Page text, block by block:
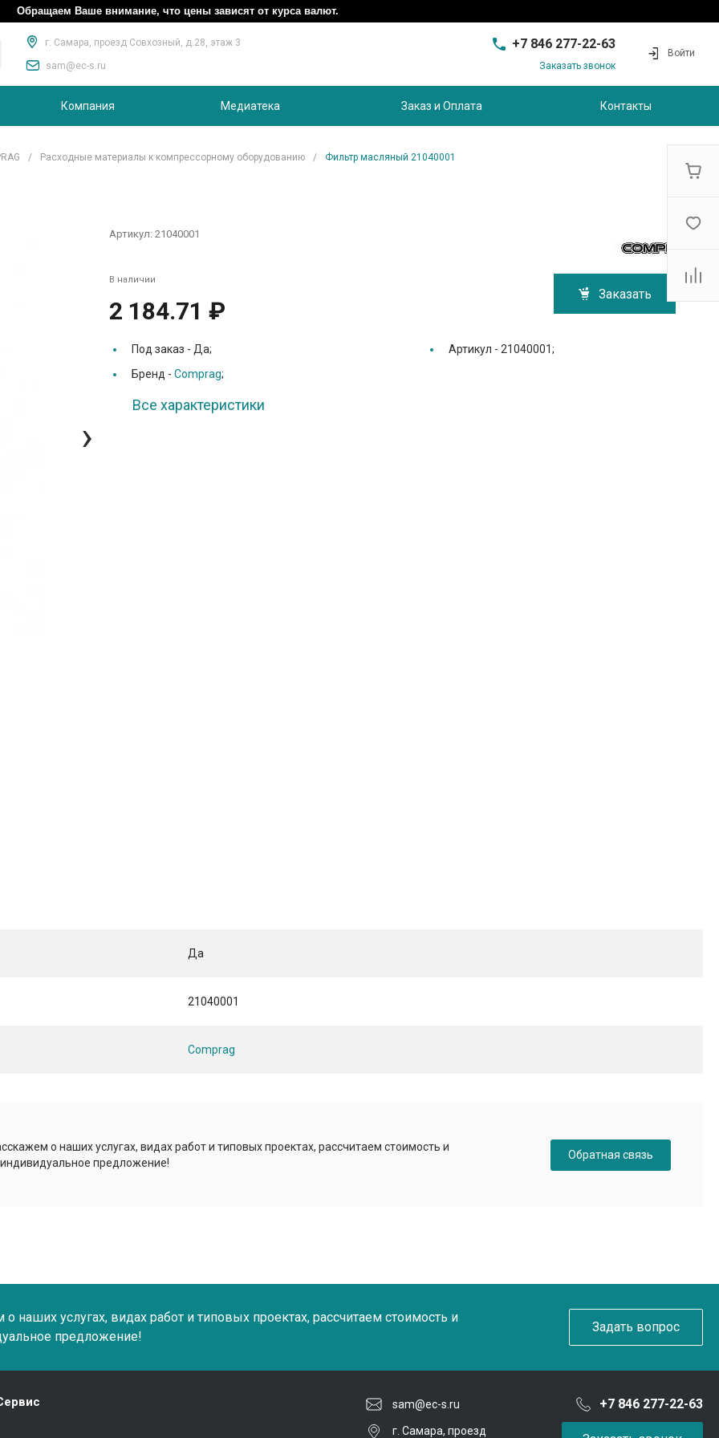
Обращаем Ваше внимание, что цены зависят от курса валют.
г. Самара, проезд Совхозный, д.28, этаж 3
sam@ec-s.ru
+7 846 277-22-63
+7 846 277-22-63
Совхозный, д.28, этаж 3
Заказать звонок
Войти
Компания Медиатека Заказ и Оплата Контакты
/ Расходные материалы к компрессорному оборудованию / Фильтр масляный 21040001
›
Артикул:21040001
В наличии
2 184.71 ₽
Заказать
Под заказ - Да; Артикул - 21040001;
Бренд -Comprag;
Все характеристики
Да
21040001
Comprag
о наших услугах, видах работ и типовых проектах, рассчитаем стоимость и
предложение!
Обратная связь
наших услугах, видах работ и типовых проектах, рассчитаем стоимость и
предложение!
Задать вопрос
sam@ec-s.ru +7 846 277-22-63
г. Самара, проезд